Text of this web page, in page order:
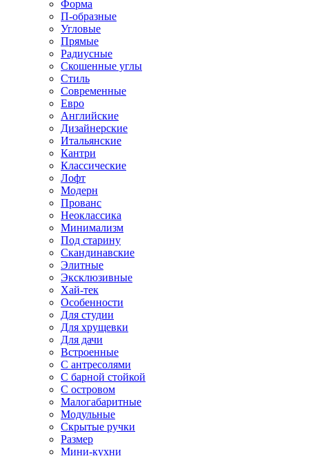
Форма
П-образные
Угловые
Прямые
Радиусные
Скошенные углы
Стиль
Современные
Евро
Английские
Дизайнерские
Итальянские
Кантри
Классические
Лофт
Модерн
Прованс
Неоклассика
Минимализм
Под старину
Скандинавские
Элитные
Эксклюзивные
Хай-тек
Особенности
Для студии
Для хрущевки
Для дачи
Встроенные
С антресолями
С барной стойкой
С островом
Малогабаритные
Модульные
Скрытые ручки
Размер
Мини-кухни